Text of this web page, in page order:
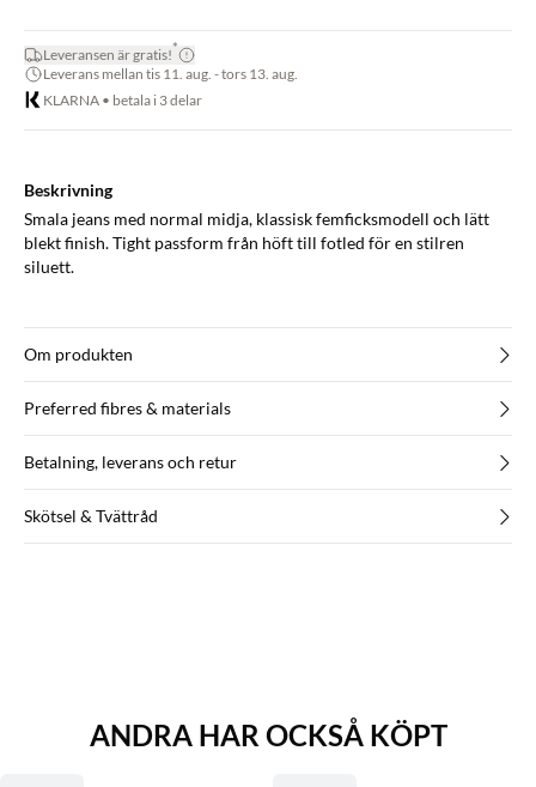
Leveransen är gratis!*
Leverans mellan tis 11. aug. - tors 13. aug.
KLARNA • betala i 3 delar
Beskrivning
Smala jeans med normal midja, klassisk femficksmodell och lätt
blekt finish. Tight passform från höft till fotled för en stilren
siluett.
Om produkten
Preferred fibres & materials
Betalning, leverans och retur
Skötsel & Tvättråd
ANDRA HAR OCKSÅ KÖPT